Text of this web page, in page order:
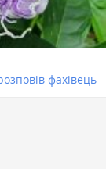
фахівець